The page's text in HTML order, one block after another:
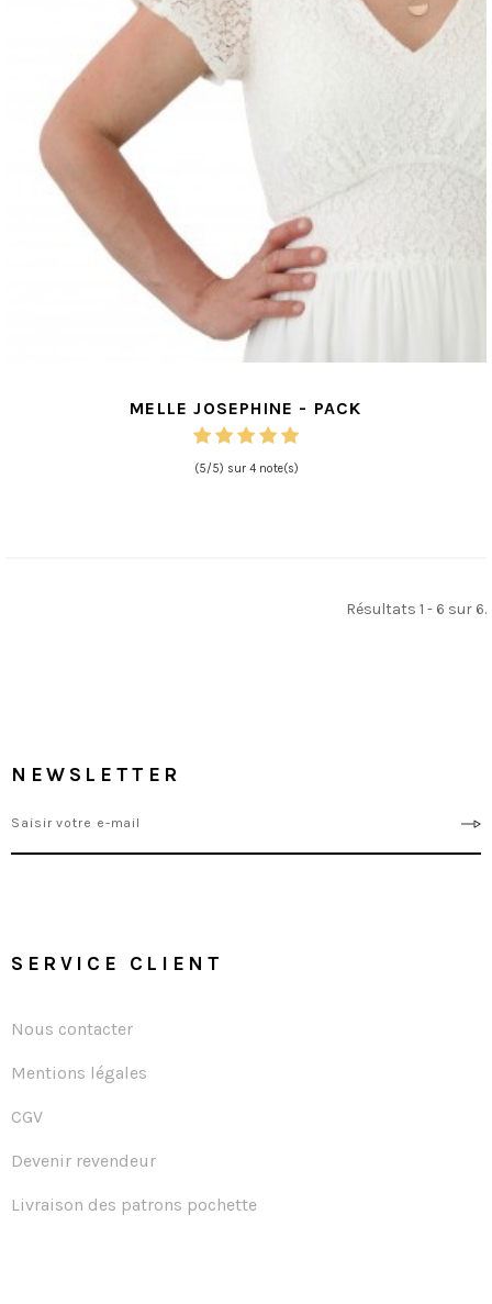
MELLE JOSEPHINE - PACK
(5/5) sur 4 note(s)
Résultats 1 - 6 sur 6.
NEWSLETTER
SERVICE CLIENT
Nous contacter
Mentions légales
CGV
Devenir revendeur
Livraison des patrons pochette